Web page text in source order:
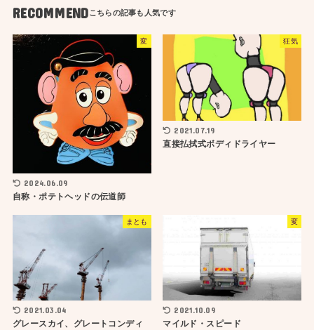
RECOMMEND
変
2024.06.09
自称・ポテトヘッドの伝道師
狂気
2021.07.19
直接払拭式ボディドライヤー
まとも
2021.03.04
グレースカイ、グレートコンディ
変
2021.10.09
マイルド・スピード